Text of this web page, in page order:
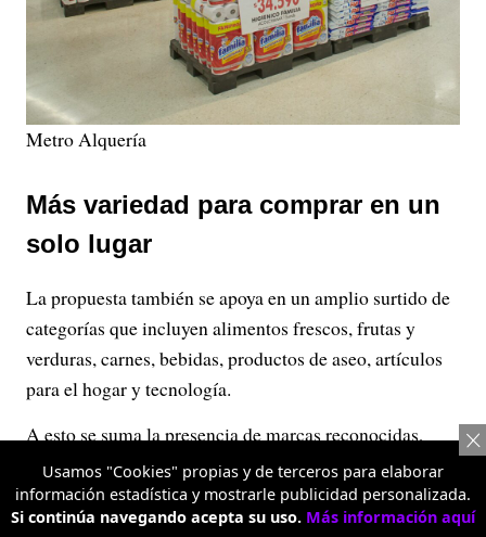
Metro Alquería
Más variedad para comprar en un
solo lugar
La propuesta también se apoya en un amplio surtido de
categorías que incluyen alimentos frescos, frutas y
verduras, carnes, bebidas, productos de aseo, artículos
para el hogar y tecnología.
A esto se suma la presencia de marcas reconocidas,
junto con Máxima, la marca propia de Metro Almacén,
desarrollada para ofrecer una alternativa de calidad a
precios competitivos.
Usamos "Cookies" propias y de terceros para elaborar
información estadística y mostrarle publicidad personalizada.
Si continúa navegando acepta su uso. Más información aquí